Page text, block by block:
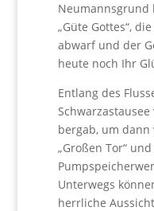
Neumannsgrund
„Güte Gottes“,
abwarf und der
heute noch Ihr
Entlang des
bergab, um
„Großen Tor“
Unterwegs
herrliche